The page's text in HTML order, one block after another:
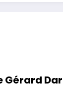
Gérard